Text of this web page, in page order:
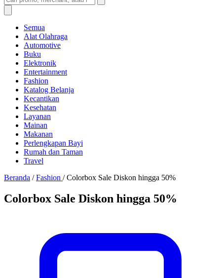
Semua
Alat Olahraga
Automotive
Buku
Elektronik
Entertainment
Fashion
Katalog Belanja
Kecantikan
Kesehatan
Layanan
Mainan
Makanan
Perlengkapan Bayi
Rumah dan Taman
Travel
Beranda / Fashion / Colorbox Sale Diskon hingga 50%
Colorbox Sale Diskon hingga 50%